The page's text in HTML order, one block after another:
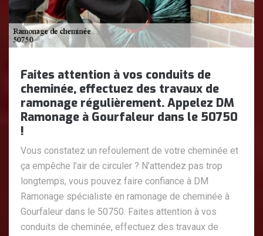
Faites attention à vos conduits de
cheminée, effectuez des travaux de
ramonage régulièrement. Appelez DM
Ramonage à Gourfaleur dans le 50750
!
Vous constatez un refoulement de votre cheminée et
ça empêche l’air de circuler ? N’attendez pas trop
longtemps, vous pouvez faire confiance à DM
Ramonage spécialiste en ramonage de cheminée à
Gourfaleur dans le 50750. Faites attention à vos
conduits de cheminée, effectuez des travaux de